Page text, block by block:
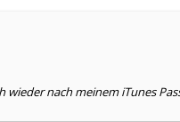
wieder nach meinem iTunes